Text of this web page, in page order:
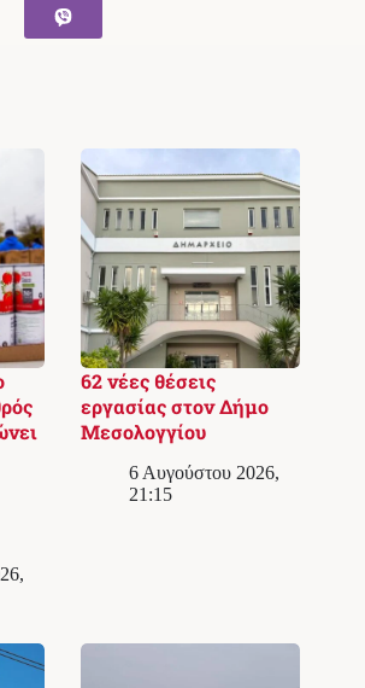
62 νέες θέσεις
εργασίας στον Δήμο
Μεσολογγίου
6 Αυγούστου 2026,
21:15